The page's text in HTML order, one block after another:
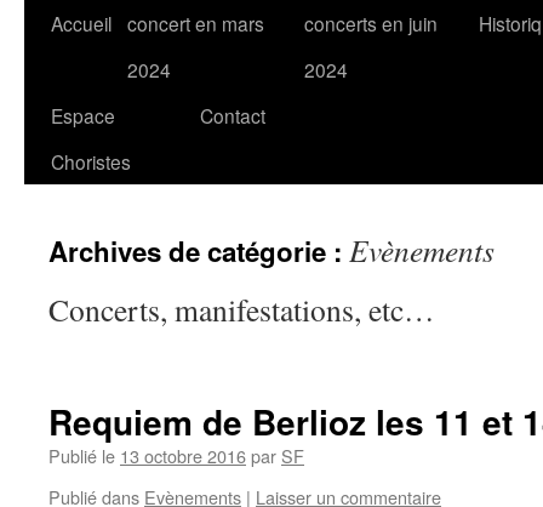
Aller
contenu
Accueil concert en mars
2024
concerts en juin
2024
Espace
Choristes
Contact
Archives de catégorie : Evènements
Concerts, manifestations, etc…
Requiem de Berlioz les 11 et
Publié le 13 octobre 2016par SF
Publié dans Evènements | Laisser un commentaire